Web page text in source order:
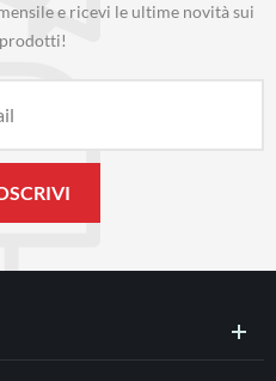
e ricevi le ultime novità sui